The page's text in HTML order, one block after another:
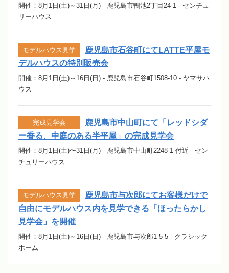
開催：8月1日(土)～31日(月) - 鹿児島市鴨池2丁目24-1 - センチュ
リーハウス
鹿児島市石谷町にてLATTE平屋モ
デルハウスの特別販売会
開催：8月1日(土)～16日(日) - 鹿児島市石谷町1508-10 - ヤマサハ
ウス
モデルハウス見学
鹿児島市中山町にて「レッドシダ
ー香る、中庭のある半平屋」の完成見学会
開催：8月1日(土)〜31日(月) - 鹿児島市中山町2248-1 付近 - セン
チュリーハウス
完成見学会
鹿児島市与次郎にてお客様だけで
自由にモデルハウス内を見学できる「ほったらかし
見学会」を開催
開催：8月1日(土)～16日(日) - 鹿児島市与次郎1-5-5 - クラシック
ホーム
モデルハウス見学